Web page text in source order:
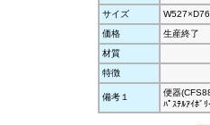
サイズ
価格
生産終了
材質
特徴
備考１
便器
ﾊﾟｽﾃﾙｱｲﾎﾞﾘ